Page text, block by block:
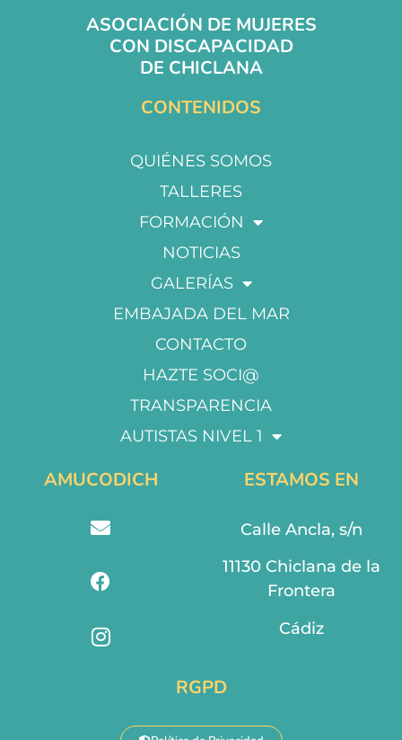
ASOCIACIÓN DE MUJERES
CON DISCAPACIDAD
DE CHICLANA
CONTENIDOS
QUIÉNES SOMOS
TALLERES
FORMACIÓN
NOTICIAS
GALERÍAS
EMBAJADA DEL MAR
CONTACTO
HAZTE SOCI@
TRANSPARENCIA
AUTISTAS NIVEL 1
AMUCODICH ESTAMOS EN
Calle Ancla, s/n
11130 Chiclana de la
Frontera
Cádiz
RGPD